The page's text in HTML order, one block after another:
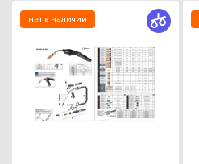
нет в наличии